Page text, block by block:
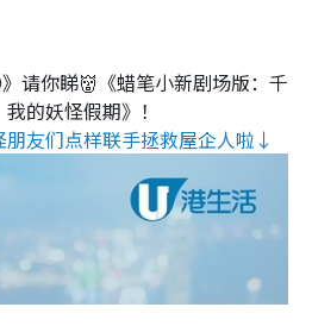
》请你睇👹《蜡笔小新剧场版：千
的妖怪假期》！
友们点样联手拯救屋企人啦↓